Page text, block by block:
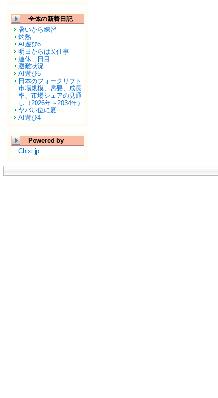
全体の新着日記
暑いから練習
灼熱
AI遊び6
明日からは又仕事
連休二日目
避難状況
AI遊び5
日本のフォークリフト
市場規模、需要、成長
率、市場シェアの見通
し（2026年～2034年）
ヤバい位に夏
AI遊び4
Powered by
Chixi.jp